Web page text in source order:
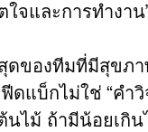
ใจและการทำง
ดของทีมที่มีสุขภ
ฟีดแบ็กไม่ใช่ “คำ
ไม้ ถ้ามีน้อยเกิ